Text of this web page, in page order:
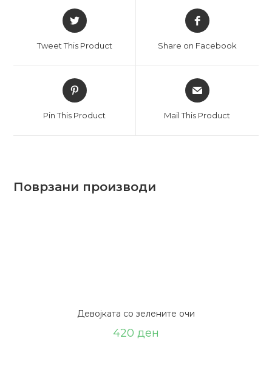
Отвори
во
прозорец
Tweet This Product
Отвори
во
прозорец
Share on Facebook
Отвори
во
прозорец
Pin This Product
Отвори
во
прозорец
Mail This Product
Поврзани производи
Девојката со зелените очи
420 ден